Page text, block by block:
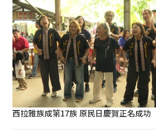
西拉雅族成第17族 原民日慶賀正名成功